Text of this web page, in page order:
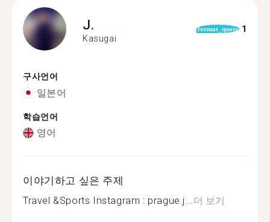
J.
Kasugai
format_quote 1
구사언어
일본어
학습언어
영어
이야기하고 싶은 주제
Travel &Sports Instagram : prague.j...더 보기